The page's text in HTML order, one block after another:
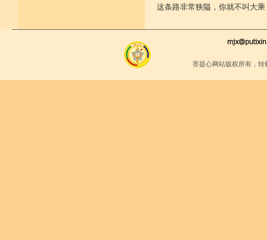
这条路非常狭隘，你就不叫大
菩提心网站版权所有，